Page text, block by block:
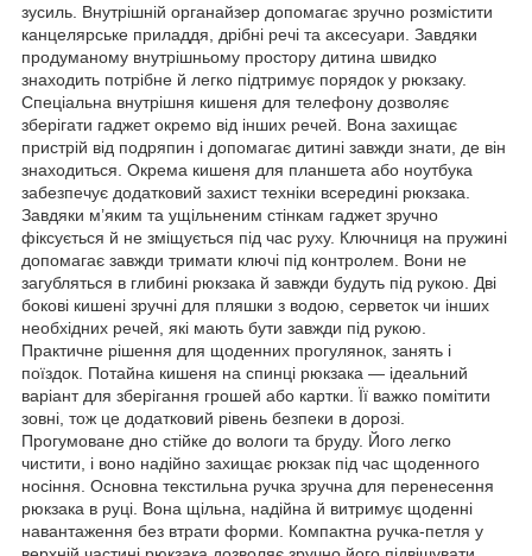
зусиль. Внутрішній органайзер допомагає зручно розмістити
канцелярське приладдя, дрібні речі та аксесуари. Завдяки
продуманому внутрішньому простору дитина швидко
знаходить потрібне й легко підтримує порядок у рюкзаку.
Спеціальна внутрішня кишеня для телефону дозволяє
зберігати гаджет окремо від інших речей. Вона захищає
пристрій від подряпин і допомагає дитині завжди знати, де він
знаходиться. Окрема кишеня для планшета або ноутбука
забезпечує додатковий захист техніки всередині рюкзака.
Завдяки м’яким та ущільненим стінкам гаджет зручно
фіксується й не зміщується під час руху. Ключниця на пружині
допомагає завжди тримати ключі під контролем. Вони не
загубляться в глибині рюкзака й завжди будуть під рукою. Дві
бокові кишені зручні для пляшки з водою, серветок чи інших
необхідних речей, які мають бути завжди під рукою.
Практичне рішення для щоденних прогулянок, занять і
поїздок. Потайна кишеня на спинці рюкзака — ідеальний
варіант для зберігання грошей або картки. Її важко помітити
зовні, тож це додатковий рівень безпеки в дорозі.
Прогумоване дно стійке до вологи та бруду. Його легко
чистити, і воно надійно захищає рюкзак під час щоденного
носіння. Основна текстильна ручка зручна для перенесення
рюкзака в руці. Вона щільна, надійна й витримує щоденні
навантаження без втрати форми. Компактна ручка-петля у